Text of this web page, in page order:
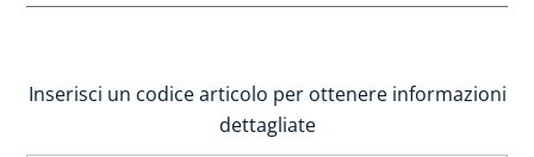
Inserisci un codice articolo per ottenere informazioni
dettagliate